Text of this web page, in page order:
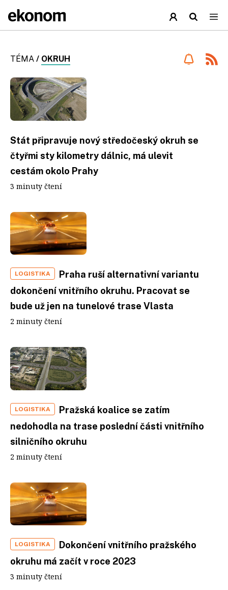
TÉMA / OKRUH
Stát připravuje nový středočeský okruh se
čtyřmi sty kilometry dálnic, má ulevit
cestám okolo Prahy
3 minuty čtení
LOGISTIKA
Praha ruší alternativní variantu
dokončení vnitřního okruhu. Pracovat se
bude už jen na tunelové trase Vlasta
2 minuty čtení
LOGISTIKA
Pražská koalice se zatím
nedohodla na trase poslední části vnitřního
silničního okruhu
2 minuty čtení
LOGISTIKA
Dokončení vnitřního pražského
okruhu má začít v roce 2023
3 minuty čtení